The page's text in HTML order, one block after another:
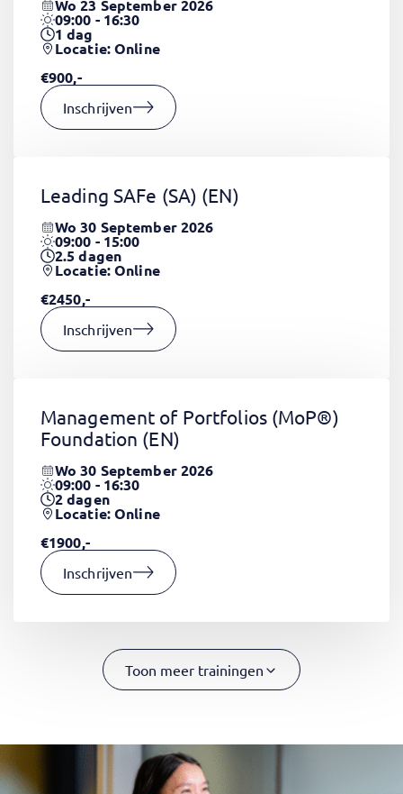
Wo 23 September 2026
09:00 - 16:30
1dag
Locatie: Online
€900,-
Inschrijven
Leading SAFe (SA) (EN)
Wo 30 September 2026
09:00 - 15:00
2.5dagen
Locatie: Online
€2450,-
Inschrijven
Management of Portfolios (MoP®)
Foundation (EN)
Wo 30 September 2026
09:00 - 16:30
2dagen
Locatie: Online
€1900,-
Inschrijven
Toon meer trainingen